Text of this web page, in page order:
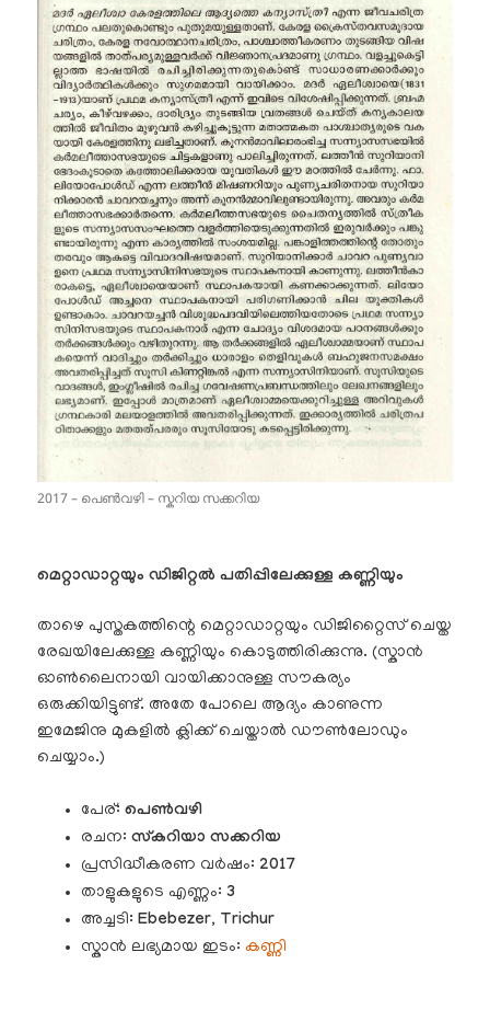
2017 – പെൺവഴി – സ്കറിയ സക്കറിയ
മെറ്റാഡാറ്റയും ഡിജിറ്റൽ പതിപ്പിലേക്കുള്ള കണ്ണിയും
താഴെ പുസ്തകത്തിന്റെ മെറ്റാഡാറ്റയും ഡിജിറ്റൈസ് ചെയ്ത
രേഖയിലേക്കുള്ള കണ്ണിയും കൊടുത്തിരിക്കുന്നു. (സ്കാൻ
ഓൺലൈനായി വായിക്കാനുള്ള സൗകര്യം
ഒരുക്കിയിട്ടുണ്ട്. അതേ പോലെ ആദ്യം കാണുന്ന
ഇമേജിനു മുകളിൽ ക്ലിക്ക് ചെയ്താൽ ഡൗൺലോഡും
ചെയ്യാം.)
പേര്: പെൺവഴി
രചന: സ്കറിയാ സക്കറിയ
പ്രസിദ്ധീകരണ വർഷം: 2017
താളുകളുടെ എണ്ണം: 3
അച്ചടി:Ebebezer, Trichur
സ്കാൻ ലഭ്യമായ ഇടം: കണ്ണി